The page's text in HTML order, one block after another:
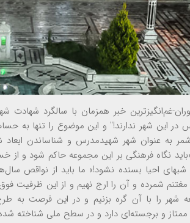
در این شهر ندارند!" و این موضوع را تنها به
به عنوان شهر شهیدمدرس و شناساندن
نگاه فرهنگی بر این مجموعه حاکم شود و از
شبهای احیا بسنده نشود!» ما باید از نواقص
مغتنم شمرده و آن را ارج نهیم و از این ظرفیت
شهر را با آن گره بزنیم و در این فرصت به
و برجسته‌ای دارد و در سطح ملی شناخته